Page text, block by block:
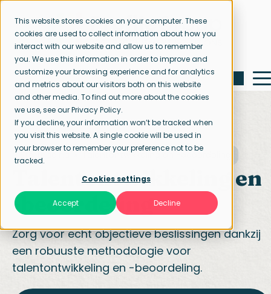
This website stores cookies on your computer. These
cookies are used to collect information about how you
interact with our website and allow us to remember
you. We use this information in order to improve and
customize your browsing experience and for analytics
and metrics about our visitors both on this website
and other media. To find out more about the cookies
we use, see our Privacy Policy.
If you decline, your information won’t be tracked when
you visit this website. A single cookie will be used in
your browser to remember your preference not to be
tracked.
Cookies settings
Accept Decline
Startpagina Talentontwikkeling en -beoordeling
Talentontwikkeling en
-beoordeling
Zorg voor echt objectieve beslissingen dankzij
een robuuste methodologie voor
talentontwikkeling en -beoordeling.